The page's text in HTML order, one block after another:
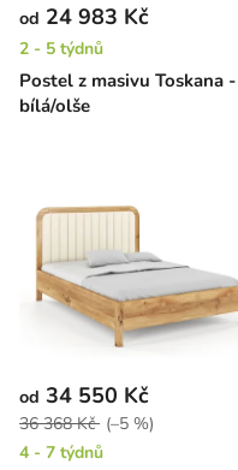
Postel z masivu Toskana -
bílá/olše
od 24 983 Kč
2 - 5 týdnů
od 34 550 Kč
36 368 Kč (–5 %)
4 - 7 týdnů